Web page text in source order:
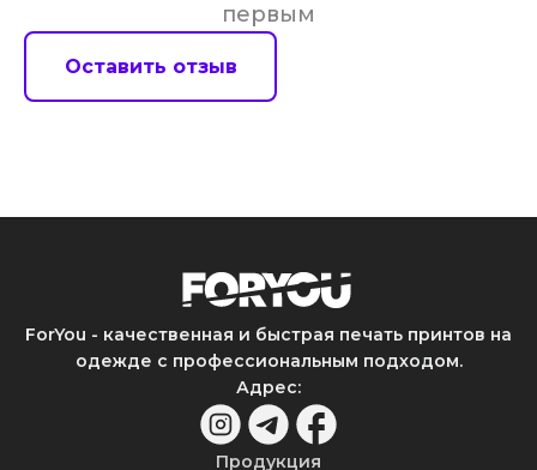
первым
Оставить отзыв
ForYou - качественная и быстрая печать принтов на
одежде с профессиональным подходом.
Адрес:
Продукция